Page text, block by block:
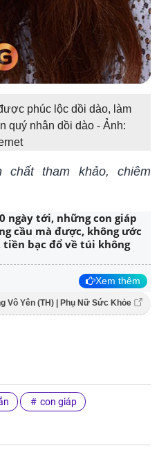
phúc lộc dồi dào, làm
quý nhân dồi dào - Ảnh:
tham khảo, chiêm
ngày tới, những con giáp
cầu mà được, không ước
tiền bạc đổ về túi không
Xem thêm
Vô Yên (TH) | Phụ Nữ Sức Khỏe
con giáp